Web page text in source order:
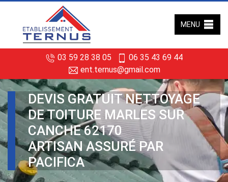
03 59 28 38 05
06 35 43 69 44
ent.ternus@gmail.com
MENU
DEVIS GRATUIT NETTOYAGE
DE TOITURE MARLES SUR
CANCHE 62170
ARTISAN ASSURÉ PAR
PACIFICA